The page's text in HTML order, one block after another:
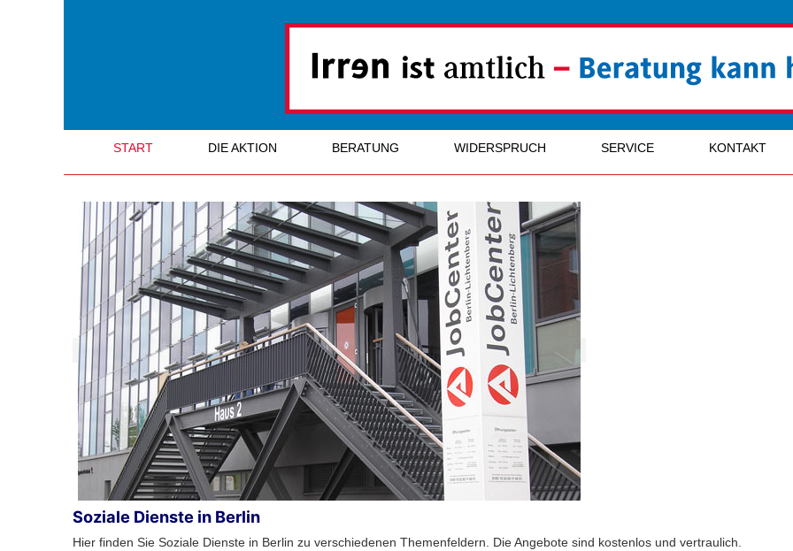
START DIE AKTION BERATUNG WIDERSPRUCH SERVICE KONTAKT
Soziale Dienste in Berlin
Hier finden Sie Soziale Dienste in Berlin zu verschiedenen Themenfeldern. Die Angebote sind kostenlos und vertraulich.